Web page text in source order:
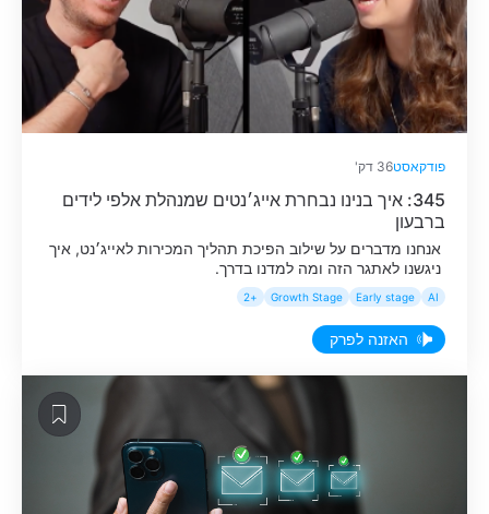
פודקאסט36 דק'
345: איך בנינו נבחרת אייג׳נטים שמנהלת אלפי לידים
ברבעון
אנחנו מדברים על שילוב הפיכת תהליך המכירות לאייג׳נט, איך
ניגשנו לאתגר הזה ומה למדנו בדרך.
AI
Early stage
Growth Stage
+2
האזנה לפרק